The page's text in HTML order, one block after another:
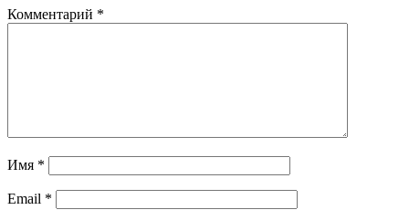
Комментарий *
Имя *
Email *